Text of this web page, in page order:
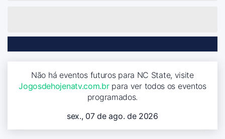
Não há eventos futuros para NC State, visite
Jogosdehojenatv.com.brpara ver todos os eventos
programados.
sex., 07 de ago. de 2026